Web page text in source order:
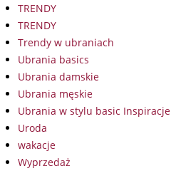
TRENDY
TRENDY
Trendy w ubraniach
Ubrania basics
Ubrania damskie
Ubrania męskie
Ubrania w stylu basic Inspiracje
Uroda
wakacje
Wyprzedaż